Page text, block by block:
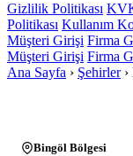
Gizlilik Politikası
Politikası Kullanım
Müşteri Girişi Firma
Müşteri Girişi Firma
Ana Sayfa › Şehirler ›
Bingöl Bölgesi